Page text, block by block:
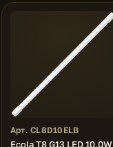
Арт. CL8D10ELB
Ecola T8 G13 LED 10,0W